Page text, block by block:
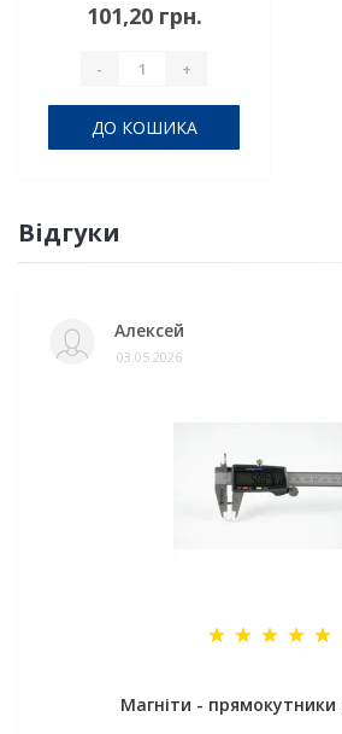
101,20 грн.
- +
ДО КОШИКА
Відгуки
Алексей
03.05.2026
Магніти -